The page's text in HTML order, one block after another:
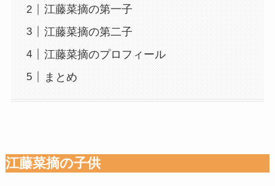
江藤菜摘の第一子
江藤菜摘の第二子
江藤菜摘のプロフィール
まとめ
江藤菜摘の子供